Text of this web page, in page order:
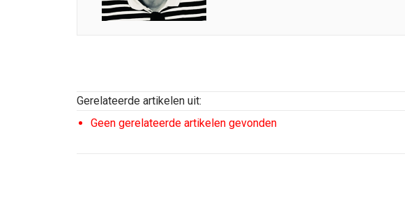
Gerelateerde artikelen uit:
Geen gerelateerde artikelen gevonden